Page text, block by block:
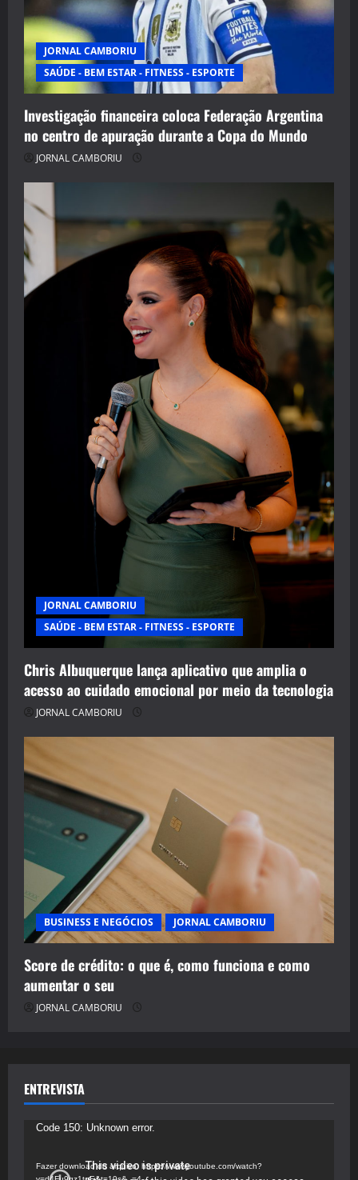
JORNAL CAMBORIU
SAÚDE - BEM ESTAR - FITNESS - ESPORTE
Investigação financeira coloca Federação Argentina
no centro de apuração durante a Copa do Mundo
JORNAL CAMBORIU
JORNAL CAMBORIU
SAÚDE - BEM ESTAR - FITNESS - ESPORTE
Chris Albuquerque lança aplicativo que amplia o
acesso ao cuidado emocional por meio da tecnologia
JORNAL CAMBORIU
BUSINESS E NEGÓCIOS JORNAL CAMBORIU
Score de crédito: o que é, como funciona e como
aumentar o seu
JORNAL CAMBORIU
ENTREVISTA
Tocador
vídeo
Code 150: Unknown error.
Fazer download do arquivo: https://www.youtube.com/watch?